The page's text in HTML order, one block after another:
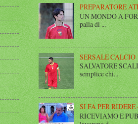
PREPARATORE
UN MONDO A
palla di ...
SERSALE CALCIO
SALVATORE
semplice chi...
SI FA PER
RICEVIAMO E